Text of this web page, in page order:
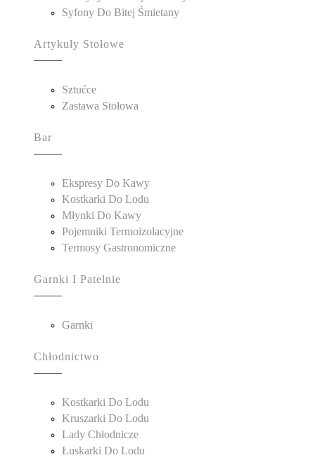
Syfony Do Bitej Śmietany
Artykuły Stołowe
Sztućce
Zastawa Stołowa
Bar
Ekspresy Do Kawy
Kostkarki Do Lodu
Młynki Do Kawy
Pojemniki Termoizolacyjne
Termosy Gastronomiczne
Garnki I Patelnie
Garnki
Chłodnictwo
Kostkarki Do Lodu
Kruszarki Do Lodu
Lady Chłodnicze
Łuskarki Do Lodu